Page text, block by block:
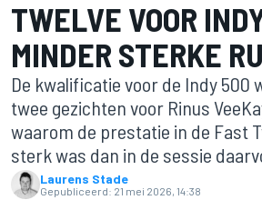
TWELVE VOOR
MINDER STERKE
De kwalificatie voor de Indy 500
twee gezichten voor Rinus
waarom de prestatie in de Fast
sterk was dan in de sessie
Laurens Stade
Gepubliceerd: 21 mei 2026, 14:38